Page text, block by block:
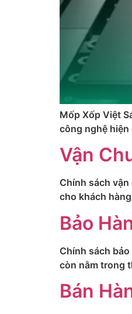
Mốp Xốp Việt
công nghệ
Vận
Chính sách
cho khách
Bảo
Chính sách
còn nằm trong
Bán